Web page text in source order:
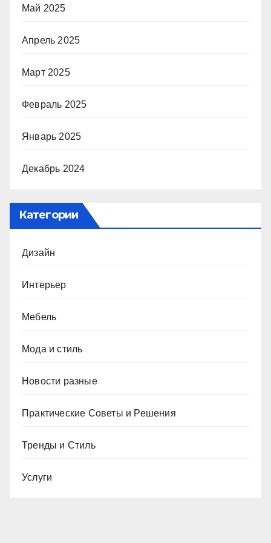
Май 2025
Апрель 2025
Март 2025
Февраль 2025
Январь 2025
Декабрь 2024
Категории
Дизайн
Интерьер
Мебель
Мода и стиль
Новости разные
Практические Советы и Решения
Тренды и Стиль
Услуги